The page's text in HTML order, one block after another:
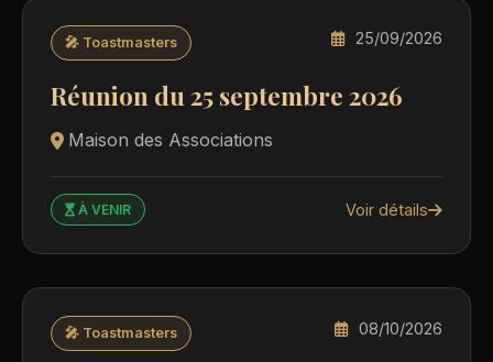
🎤 Toastmasters 25/09/2026
Réunion du 25 septembre 2026
Maison des Associations
À VENIR Voir détails
🎤 Toastmasters 08/10/2026